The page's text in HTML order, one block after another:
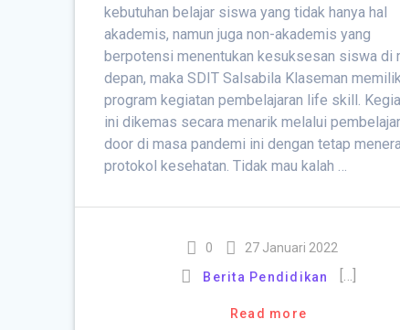
kebutuhan belajar siswa yang tidak hanya hal
akademis, namun juga non-akademis yang
berpotensi menentukan kesuksesan siswa di
depan, maka SDIT Salsabila Klaseman
program kegiatan pembelajaran life skill.
ini dikemas secara menarik melalui
door di masa pandemi ini dengan tetap
protokol kesehatan. Tidak mau kalah …
0
27 Januari 2022
Berita Pendidikan
[…]
Read more